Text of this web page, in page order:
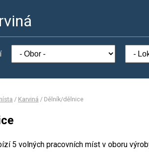
/ Karviná / Dělník/dělnice
5 volných pracovních míst v oboru